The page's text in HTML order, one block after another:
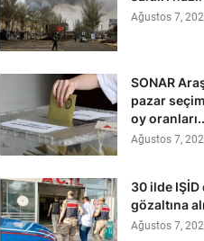
Ağustos 7,
SONAR
pazar
oy
Ağustos 7,
30 ilde
gözaltına
Ağustos 7,